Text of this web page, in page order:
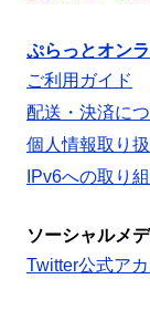
ぷらっとオン
ご利用ガイド
配送・決済に
個人情報取り
IPv6への取り
ソーシャルメ
Twitter公式ア